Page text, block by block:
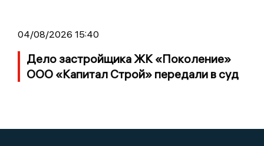
04/08/2026 15:40
Дело застройщика ЖК «Поколение»
ООО «Капитал Строй» передали в суд